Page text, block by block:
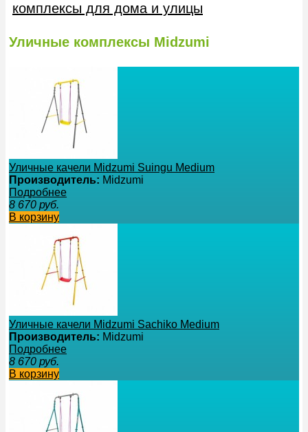
кoмплeксы для дома и улицы
Уличные комплексы Midzumi
Уличные качели Midzumi Suingu Medium
Производитель: Midzumi
Подробнее
8 670 руб.
В корзину
Уличные качели Midzumi Sachiko Medium
Производитель: Midzumi
Подробнее
8 670 руб.
В корзину